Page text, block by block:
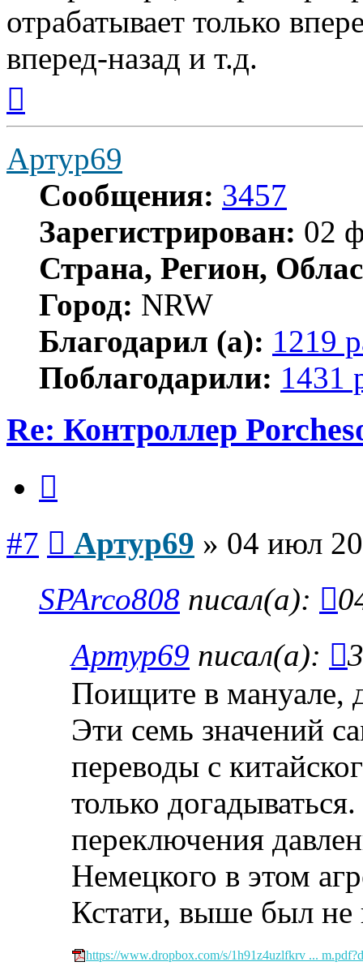
отрабатывает только
вперед-назад и т.д.
началу
Артур69
Сообщения: 3457
Зарегистрирован: 02
Страна, Регион,
Город: NRW
Благодарил (а): 1219
Поблагодарили: 1431
Re: Контроллер
#7 Артур69 » 04 июл
SPArco808 писал(а):
Артур69 писал(а):
Поищите в мануале,
Эти семь значений
переводы с
только
переключения
Немецкого в этом
Кстати, выше был не
https://www.dropbox.com/s/1h91z4uzlfkrv ...